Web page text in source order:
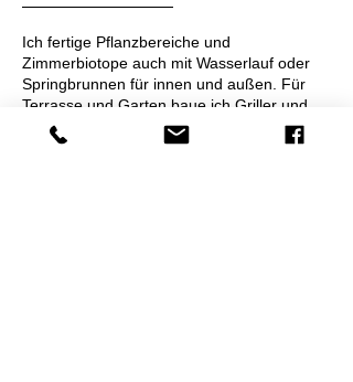
Ich fertige Pflanzbereiche und
Zimmerbiotope auch mit Wasserlauf oder
Springbrunnen für innen und außen. Für
Terrasse und Garten baue ich Griller und
Tische, Springbrunnen und Lampen.